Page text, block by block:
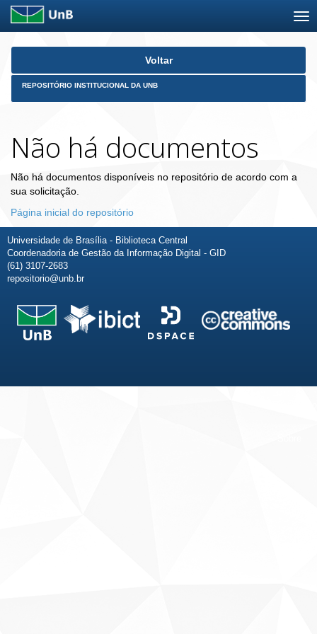
Skip
Voltar
REPOSITÓRIO INSTITUCIONAL DA UNB
Não há documentos
Não há documentos disponíveis no repositório de acordo com a
sua solicitação.
Página inicial do repositório
Universidade de Brasília - Biblioteca Central
Coordenadoria de Gestão da Informação Digital - GID
(61) 3107-2683
repositorio@unb.br